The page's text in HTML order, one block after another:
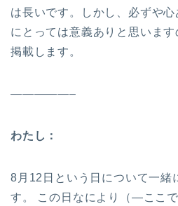
は長いです。しかし、必ずや
にとっては意義ありと思いま
掲載します。
—————–
わたし：
8月12日という日について一緒
す。 この日なにより（—ここ